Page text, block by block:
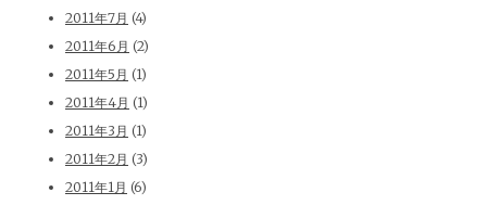
2011年7月 (4)
2011年6月 (2)
2011年5月 (1)
2011年4月 (1)
2011年3月 (1)
2011年2月 (3)
2011年1月 (6)